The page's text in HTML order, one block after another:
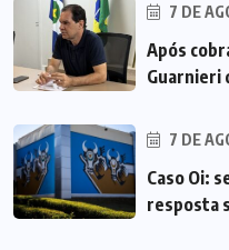
7 DE
Após
Guarnieri
7 DE
Caso Oi:
resposta